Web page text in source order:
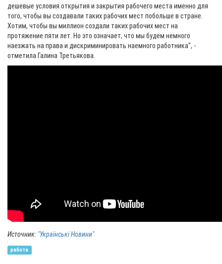
дешевые условия открытия и закрытия рабочего места именно для
того, чтобы вы создавали таких рабочих мест побольше в стране.
Хотим, чтобы вы миллион создали таких рабочих мест на
протяжение пяти лет. Но это означает, что мы будем немного
наезжать на права и дискриминировать наемного работника", -
отметила Галина Третьякова.
Источник: "Українські Новини"
работа